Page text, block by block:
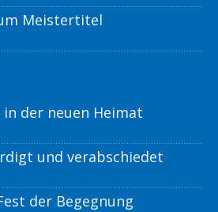
Meistertitel
der neuen Heimat
und verabschiedet
der Begegnung